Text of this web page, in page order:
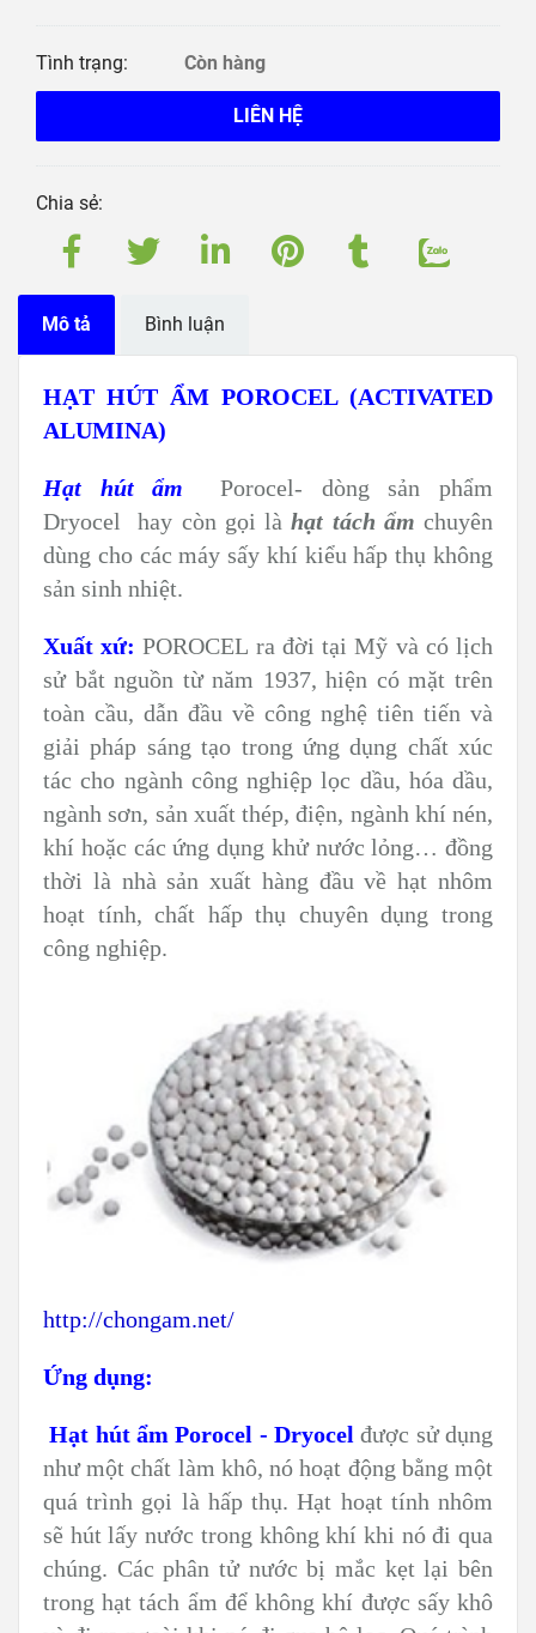
Tình trạng: Còn hàng
LIÊN HỆ
Chia sẻ:
Mô tả Bình luận
HẠT HÚT ẨM POROCEL (ACTIVATED
ALUMINA)
Hạt hút ẩm Porocel- dòng sản phẩm
Dryocel hay còn gọi làhạt tách ẩm chuyên
dùng cho các máy sấy khí kiểu hấp thụ không
sản sinh nhiệt.
Xuất xứ: POROCEL ra đời tại Mỹ và có lịch
sử bắt nguồn từ năm 1937, hiện có mặt trên
toàn cầu, dẫn đầu về công nghệ tiên tiến và
giải pháp sáng tạo trong ứng dụng chất xúc
tác cho ngành công nghiệp lọc dầu, hóa dầu,
ngành sơn, sản xuất thép, điện, ngành khí nén,
khí hoặc các ứng dụng khử nước lỏng… đồng
thời là nhà sản xuất hàng đầu về hạt nhôm
hoạt tính, chất hấp thụ chuyên dụng trong
công nghiệp.
http://chongam.net/
Ứng dụng:
Hạt hút ẩm Porocel - Dryocel được sử dụng
như một chất làm khô, nó hoạt động bằng một
quá trình gọi là hấp thụ. Hạt hoạt tính nhôm
sẽ hút lấy nước trong không khí khi nó đi qua
chúng. Các phân tử nước bị mắc kẹt lại bên
trong hạt tách ẩm để không khí được sấy khô